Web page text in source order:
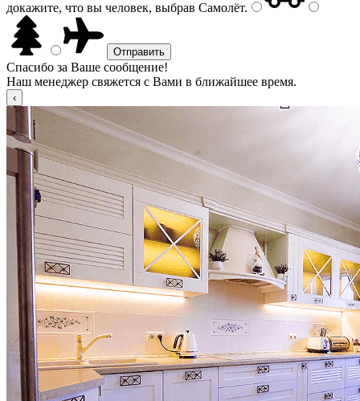
докажите, что вы человек, выбрав Самолёт.
Спасибо за Ваше сообщение!
Наш менеджер свяжется с Вами в ближайшее время.